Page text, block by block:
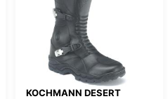
KOCHMANN DESERT